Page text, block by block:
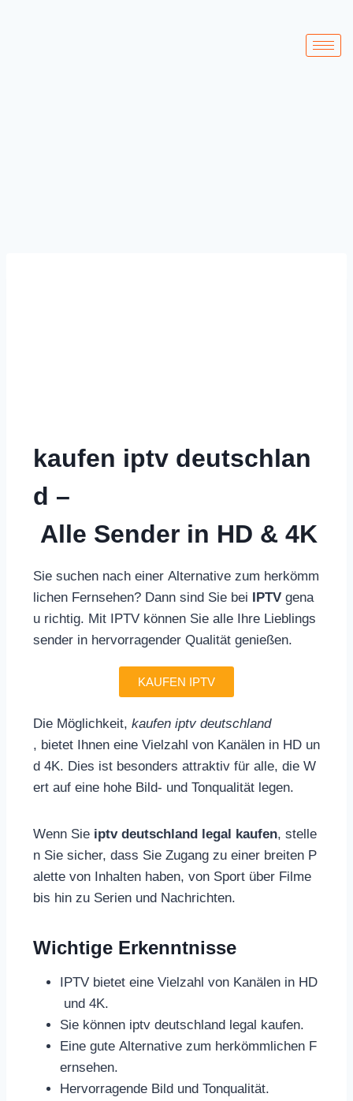
kaufen iptv deutschlan
d –
Alle Sender in HD & 4K
Sie suchen nach einer Alternative zum herkömm
lichen Fernsehen? Dann sind Sie bei IPTV gena
u richtig. Mit IPTV können Sie alle Ihre Lieblings
sender in hervorragender Qualität genießen.
KAUFEN IPTV
Die Möglichkeit, kaufen iptv deutschland
, bietet Ihnen eine Vielzahl von Kanälen in HD un
d 4K. Dies ist besonders attraktiv für alle, die W
ert auf eine hohe Bild- und Tonqualität legen.
Wenn Sie iptv deutschland legal kaufen, stelle
n Sie sicher, dass Sie Zugang zu einer breiten P
alette von Inhalten haben, von Sport über Filme
bis hin zu Serien und Nachrichten.
Wichtige Erkenntnisse
IPTV bietet eine Vielzahl von Kanälen in HD
und 4K.
Sie können iptv deutschland legal kaufen.
Eine gute Alternative zum herkömmlichen F
ernsehen.
Hervorragende Bild und Tonqualität.